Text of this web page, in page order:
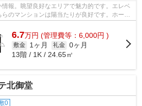
報。眺望良好なエリアで魅力的です。エレベ
のマンションは陽当たりが良好です。ホーム
動産な...
6.7万円 (管理費等：6,000円 )
敷金 1ヶ月 礼金 0ヶ月
13階 / 1K / 24.65㎡
北御堂
0